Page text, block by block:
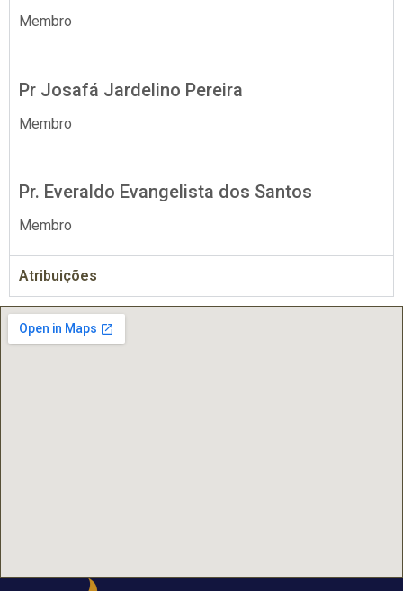
Membro
Pr Josafá Jardelino Pereira
Membro
Pr. Everaldo Evangelista dos Santos
Membro
Atribuições